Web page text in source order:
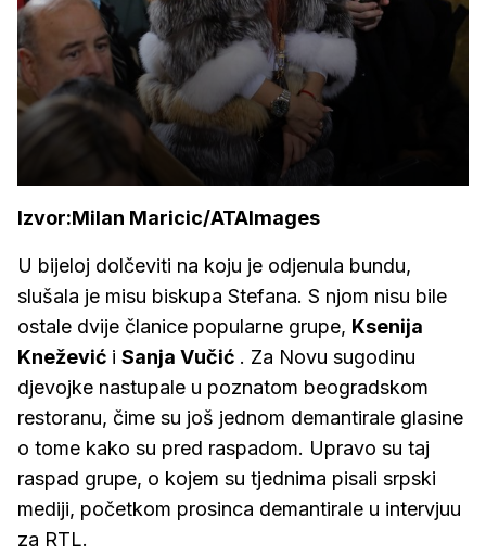
Izvor:Milan Maricic/ATAImages
U bijeloj dolčeviti na koju je odjenula bundu,
slušala je misu biskupa Stefana. S njom nisu bile
ostale dvije članice popularne grupe, Ksenija
Knežević i Sanja Vučić . Za Novu sugodinu
djevojke nastupale u poznatom beogradskom
restoranu, čime su još jednom demantirale glasine
o tome kako su pred raspadom. Upravo su taj
raspad grupe, o kojem su tjednima pisali srpski
mediji, početkom prosinca demantirale u intervjuu
za RTL.